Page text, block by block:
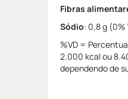
Fibras
Sódio: 0,8 g (0%
%VD =
2.000 kcal ou
dependendo de